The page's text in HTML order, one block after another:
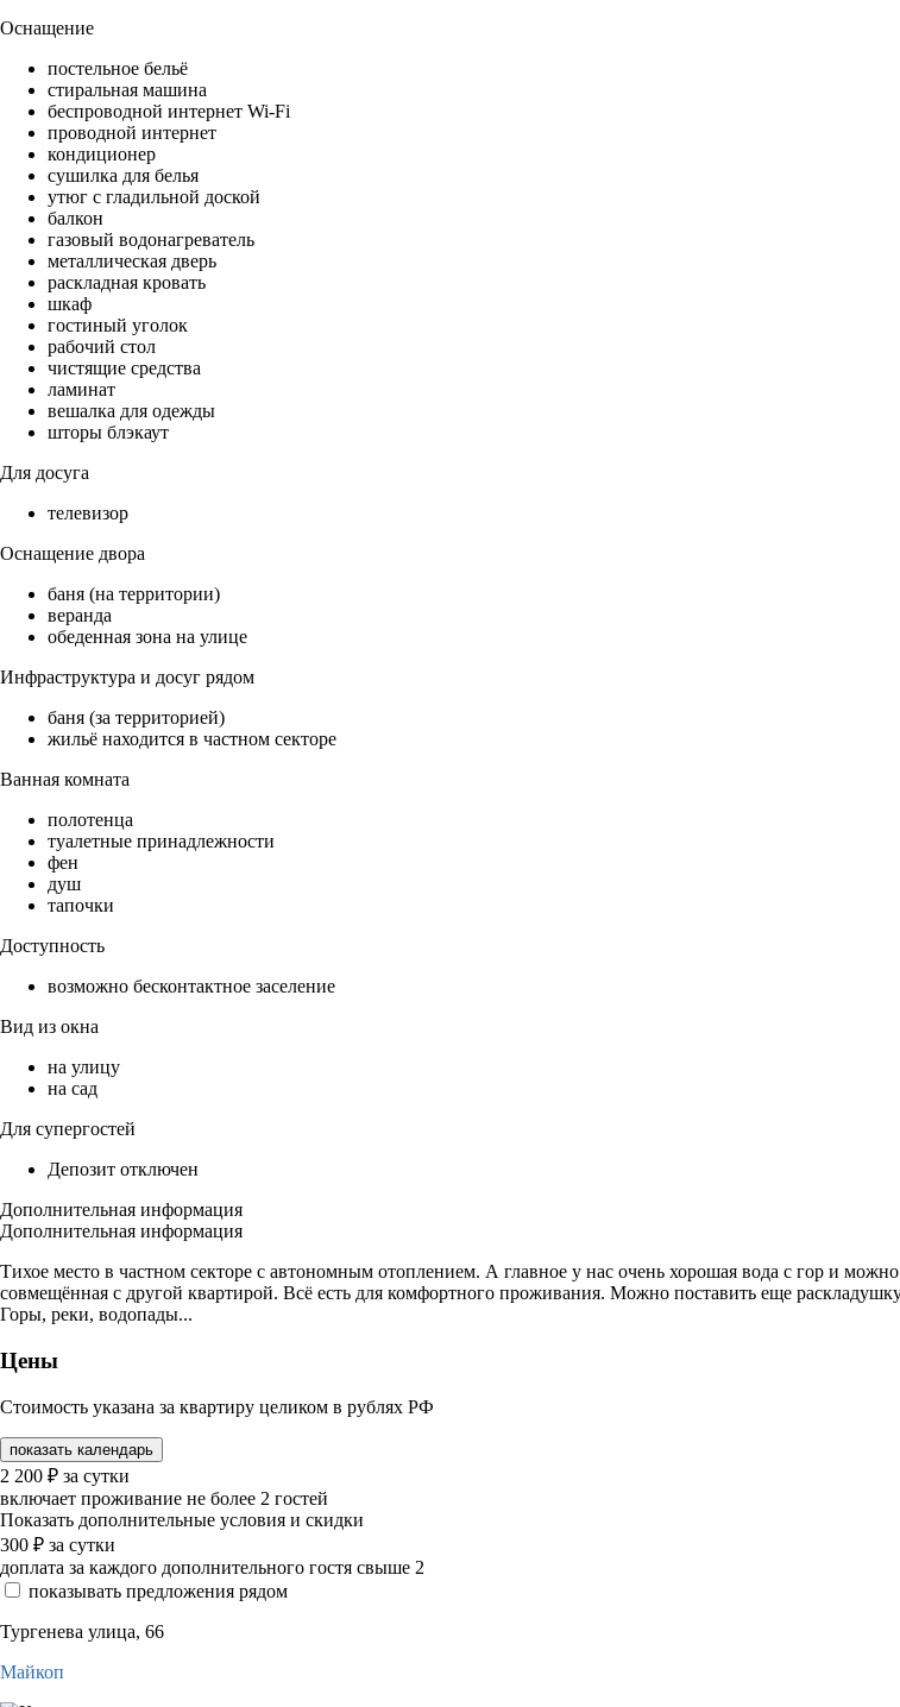
Оснащение
постельное бельё
стиральная машина
беспроводной интернет Wi-Fi
проводной интернет
кондиционер
сушилка для белья
утюг с гладильной доской
балкон
газовый водонагреватель
металлическая дверь
раскладная кровать
шкаф
гостиный уголок
рабочий стол
чистящие средства
ламинат
вешалка для одежды
шторы блэкаут
Для досуга
телевизор
Оснащение двора
баня (на территории)
веранда
обеденная зона на улице
Инфраструктура и досуг рядом
баня (за территорией)
жильё находится в частном секторе
Ванная комната
полотенца
туалетные принадлежности
фен
душ
тапочки
Доступность
возможно бесконтактное заселение
Вид из окна
на улицу
на сад
Для супергостей
Депозит отключен
Дополнительная информация
Дополнительная информация
Тихое место в частном секторе с автономным отоплением. А главное у нас очень хорошая вода с гор и
совмещённая с другой квартирой. Всё есть для комфортного проживания. Можно поставить еще
Горы, реки, водопады...
Цены
Стоимость указана за квартиру целиком в рублях РФ
показать календарь
2 200 ₽ за сутки
включает проживание не более 2 гостей
Показать дополнительные условия и скидки
300 ₽ за сутки
доплата за каждого дополнительного гостя свыше 2
показывать предложения рядом
Тургенева улица, 66
Майкоп